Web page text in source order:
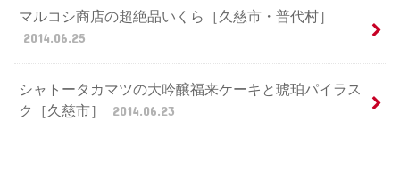
マルコシ商店の超絶品いくら［久慈市・普代村］
2014.06.25
シャトータカマツの大吟醸福来ケーキと琥珀パイラス
ク［久慈市］
2014.06.23